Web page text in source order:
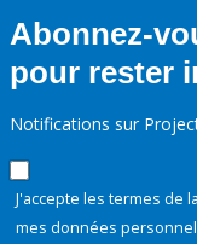
Abonnez-
pour rester
Notifications sur
J'accepte les termes de la
mes données